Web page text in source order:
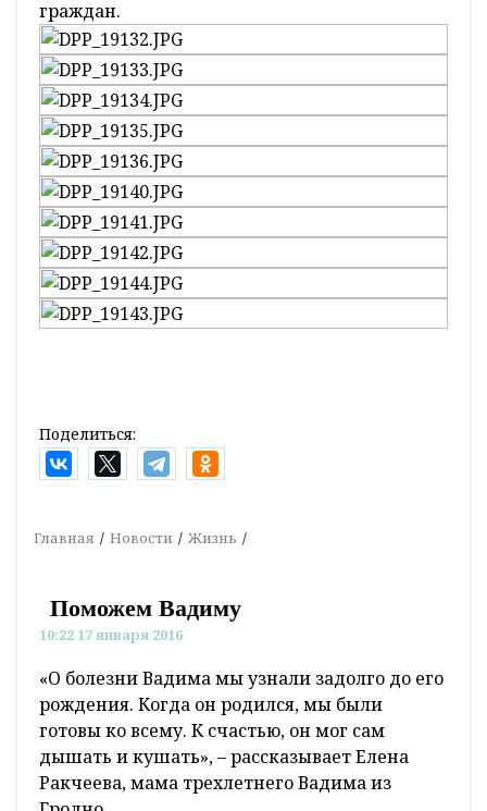
граждан.
Поделиться:
Главная Новости Жизнь
Поможем Вадиму
10:22 17 января 2016